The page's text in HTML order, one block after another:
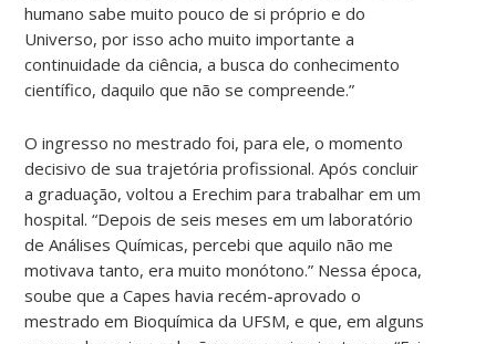
humano sabe muito pouco de si próprio e do
Universo, por isso acho muito importante a
continuidade da ciência, a busca do conhecimento
científico, daquilo que não se compreende.”
O ingresso no mestrado foi, para ele, o momento
decisivo de sua trajetória profissional. Após concluir
a graduação, voltou a Erechim para trabalhar em um
hospital. “Depois de seis meses em um laboratório
de Análises Químicas, percebi que aquilo não me
motivava tanto, era muito monótono.” Nessa época,
soube que a Capes havia recém-aprovado o
mestrado em Bioquímica da UFSM, e que, em alguns